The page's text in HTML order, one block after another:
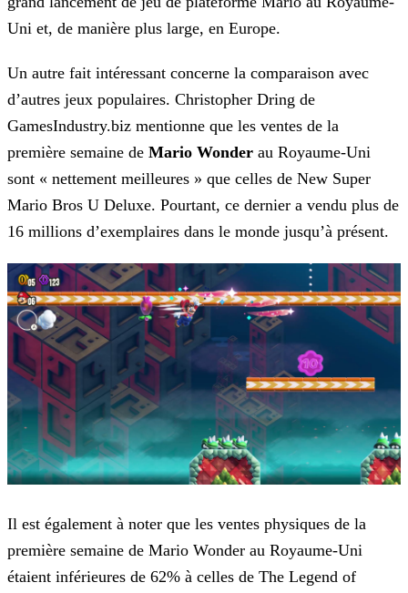
Uni et, de manière plus large, en Europe.
Un autre fait intéressant concerne la comparaison avec
d’autres jeux populaires. Christopher Dring de
GamesIndustry.biz mentionne que les ventes de la
première semaine de Mario Wonder au Royaume-Uni
sont « nettement meilleures » que celles de New Super
Mario Bros U Deluxe. Pourtant, ce dernier a vendu plus de
16 millions d’exemplaires dans le monde jusqu’à présent.
Il est également à noter que les ventes physiques de la
première semaine de Mario Wonder au Royaume-Uni
étaient inférieures de 62% à celles de The Legend of